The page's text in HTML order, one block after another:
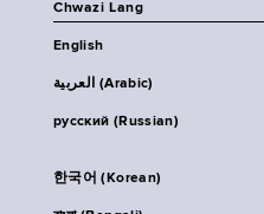
Chwazi Lang
English
العربية (Arabic)
русский (Russian)
한국어 (Korean)